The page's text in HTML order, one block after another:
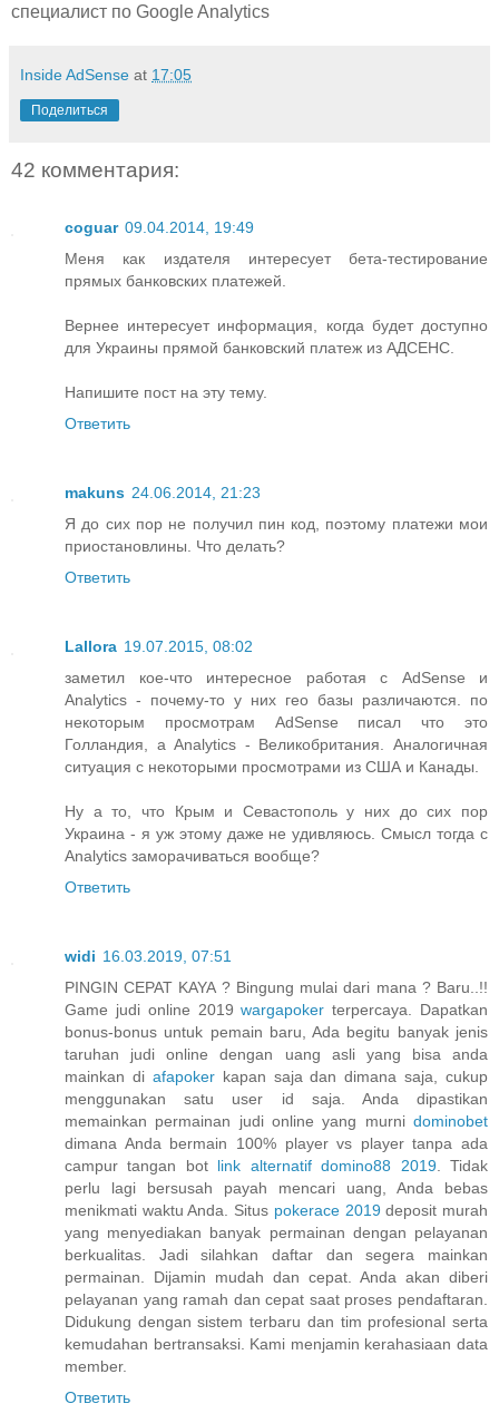
специалист по Google Analytics
Inside AdSense at 17:05
Поделиться
42 комментария:
coguar 09.04.2014, 19:49
Меня как издателя интересует бета-тестирование
прямых банковских платежей.
Вернее интересует информация, когда будет доступно
для Украины прямой банковский платеж из АДСЕНС.
Напишите пост на эту тему.
Ответить
makuns 24.06.2014, 21:23
Я до сих пор не получил пин код, поэтому платежи мои
приостановлины. Что делать?
Ответить
Lallora 19.07.2015, 08:02
заметил кое-что интересное работая с AdSense и
Analytics - почему-то у них гео базы различаются. по
некоторым просмотрам AdSense писал что это
Голландия, а Analytics - Великобритания. Аналогичная
ситуация с некоторыми просмотрами из США и Канады.
Ну а то, что Крым и Севастополь у них до сих пор
Украина - я уж этому даже не удивляюсь. Смысл тогда с
Analytics заморачиваться вообще?
Ответить
widi 16.03.2019, 07:51
PINGIN CEPAT KAYA ? Bingung mulai dari mana ? Baru..!!
Game judi online 2019wargapoker terpercaya. Dapatkan
bonus-bonus untuk pemain baru, Ada begitu banyak jenis
taruhan judi online dengan uang asli yang bisa anda
mainkan di afapokerkapan saja dan dimana saja, cukup
menggunakan satu user id saja. Anda dipastikan
memainkan permainan judi online yang murni dominobet
dimana Anda bermain 100% player vs player tanpa ada
campur tangan bot link alternatif domino88 2019. Tidak
perlu lagi bersusah payah mencari uang, Anda bebas
menikmati waktu Anda. Situs pokerace 2019deposit murah
yang menyediakan banyak permainan dengan pelayanan
berkualitas. Jadi silahkan daftar dan segera mainkan
permainan. Dijamin mudah dan cepat. Anda akan diberi
pelayanan yang ramah dan cepat saat proses pendaftaran.
Didukung dengan sistem terbaru dan tim profesional serta
kemudahan bertransaksi. Kami menjamin kerahasiaan data
member.
Ответить